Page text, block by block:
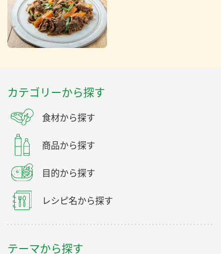
カテゴリーから探す
食材から探す
商品から探す
目的から探す
レシピ名から探す
テーマから探す